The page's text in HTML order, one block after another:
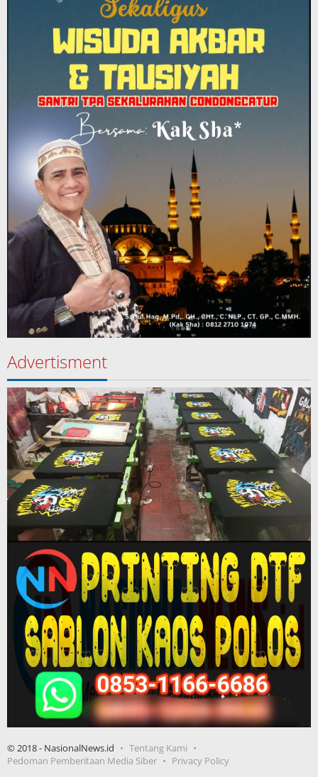
Advertisment
© 2018 - NasionalNews.id
Tentang Kami
Pedoman Pemberitaan Media Siber
Privacy Policy